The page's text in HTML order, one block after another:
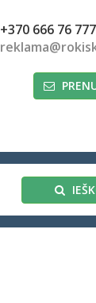
+370 666 76 777